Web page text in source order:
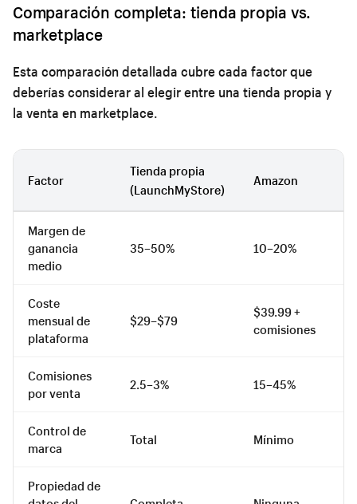
Comparación completa: tienda propia vs.
marketplace
Esta comparación detallada cubre cada factor que
deberías considerar al elegir entre una tienda propia y
la venta en marketplace.
Factor
Tienda propia
(LaunchMyStore)
Amazon
Margen de
ganancia
medio
35–50% 10–20%
Coste
mensual de
plataforma
$29–$79
$39.99 +
comisiones
Comisiones
por venta
2.5–3% 15–45%
Control de
marca
Total Mínimo
Propiedad de